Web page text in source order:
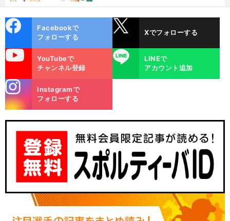
】
前
代
ok
Facebookで
フォローする
Xでフォローする
YouTubeで
チャンネル登録
LINE
LINEで
アカウント追加
m
Instagramで
フォローする